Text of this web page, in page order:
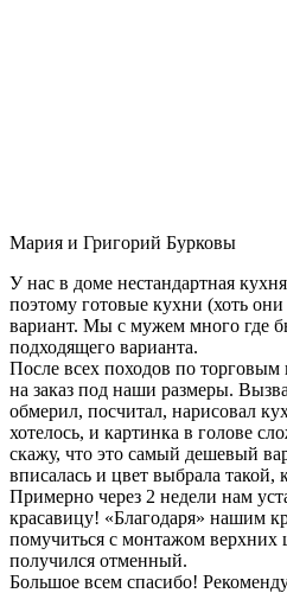
Мария и Григорий Бурковы
У нас в доме нестандартная
поэтому готовые кухни (хоть
вариант. Мы с мужем много где
подходящего варианта.
После всех походов по
на заказ под наши размеры.
обмерил, посчитал, нарисовал
хотелось, и картинка в голове
скажу, что это самый дешевый
вписалась и цвет выбрала такой,
Примерно через 2 недели нам
красавицу! «Благодаря» нашим
помучиться с монтажом верхних
получился отменный.
Большое всем спасибо!